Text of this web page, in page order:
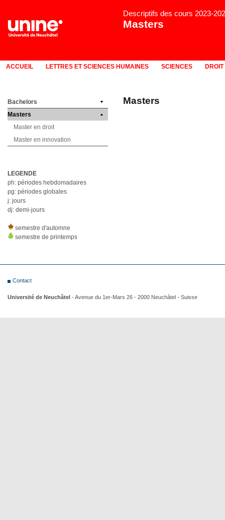
Descriptifs des cours 2023-
Masters
ACCUEIL LETTRES ET SCIENCES HUMAINES SCIENCES DROIT
Bachelors
Masters
Master en droit
Master en innovation
LEGENDE
ph: périodes hebdomadaires
pg: périodes globales
j: jours
dj: demi-jours
semestre d'automne
semestre de printemps
Masters
Contact
Université de Neuchâtel - Avenue du 1er-Mars 26 - 2000 Neuchâtel - Suisse